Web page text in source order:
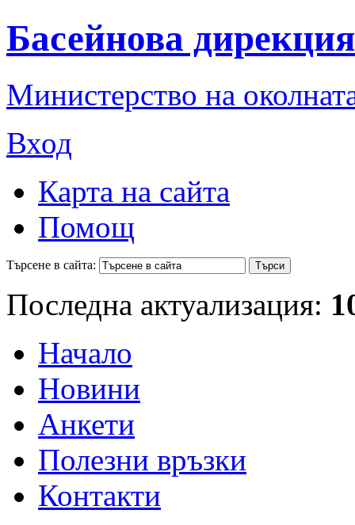
Басейнова
Министерство на
Вход
Карта на сайта
Помощ
Търсене в сайта:
Последна актуализация:
Начало
Новини
Анкети
Полезни връзки
Контакти